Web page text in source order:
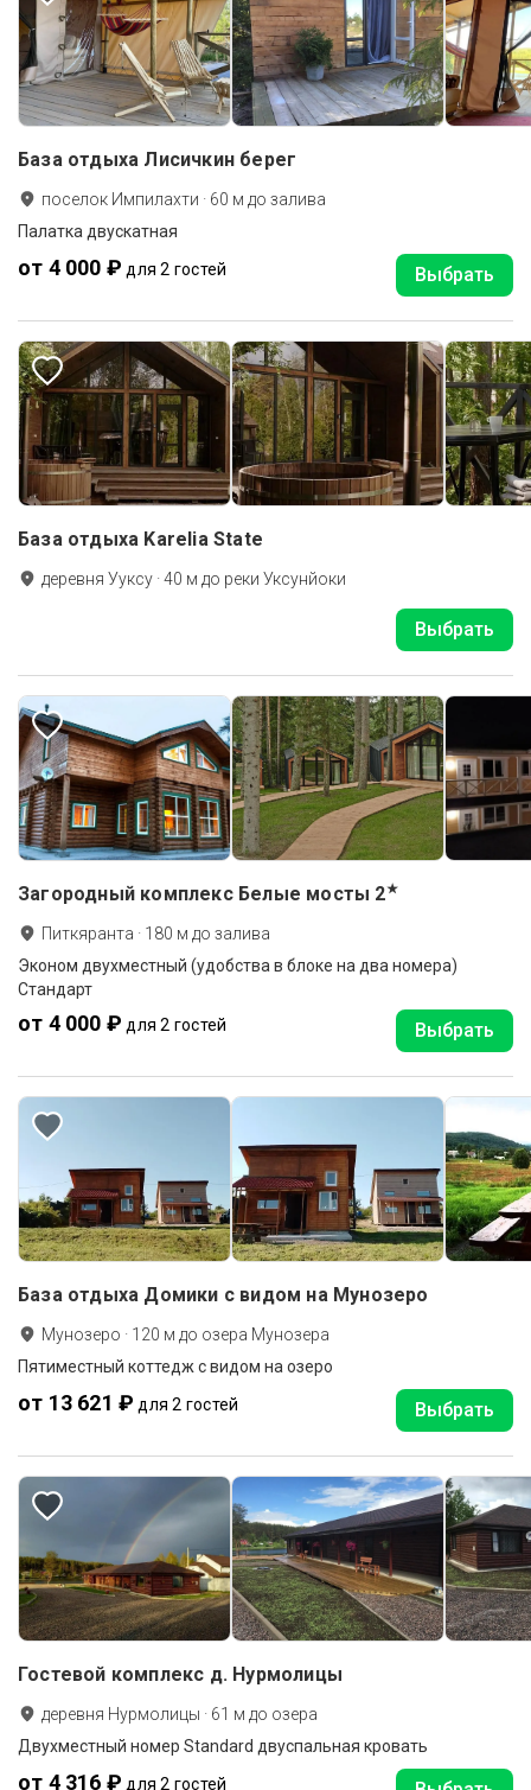
База отдыха Лисичкин берег
поселок Импилахти · 60 м до залива
Палатка двускатная
от 4 000 ₽ для 2 гостей Выбрать
База отдыха Karelia State
деревня Ууксу ·40 м до реки Уксунйоки
Выбрать
Загородный комплекс Белые мосты 2★
Питкяранта · 180 м до залива
Эконом двухместный (удобства в блоке на два номера)
Стандарт
от 4 000 ₽ для 2 гостей Выбрать
База отдыха Домики с видом на Мунозеро
Мунозеро · 120 м до озера Мунозера
Пятиместный коттедж с видом на озеро
от 13 621 ₽ для 2 гостей Выбрать
Гостевой комплекс д. Нурмолицы
деревня Нурмолицы · 61 м до озера
Двухместный номер Standard двуспальная кровать
от 4 316 ₽ для 2 гостей